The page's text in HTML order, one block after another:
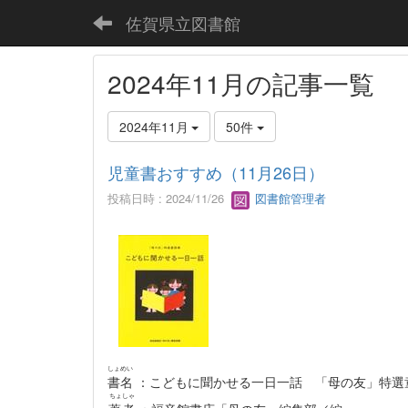
佐賀県立図書館
2024年11月の記事一覧
2024年11月 50件
児童書おすすめ（11月26日）
投稿日時 : 2024/11/26 図書館管理者
書名
しょめい
：こどもに聞かせる一日一話 「母の友」特選
ちょしゃ